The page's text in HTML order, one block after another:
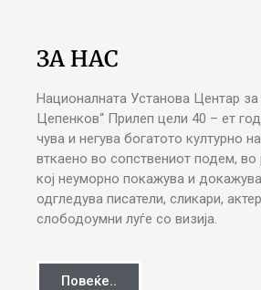
ЗА НАС
Националната Установа Центар
Цепенков“ Прилеп цели 40 – ет
чува и негува богатото културно
вткаено во сопствениот подем, во
кој неуморно покажува и
одгледува писатели, сликари,
слободоумни луѓе со визија.
Повеќе..